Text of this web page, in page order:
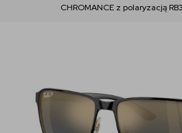
CHROMANCE z polaryzacją